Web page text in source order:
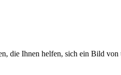
die Ihnen helfen, sich ein Bild von